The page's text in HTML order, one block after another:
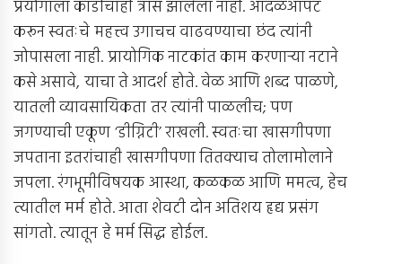
प्रयोगाला काडीचाही त्रास झालेला नाही. आदळआपट
करून स्वतःचे महत्त्व उगाचच वाढवण्याचा छंद त्यांनी
जोपासला नाही. प्रायोगिक नाटकांत काम करणार्‍या नटाने
कसे असावे, याचा ते आदर्श होते. वेळ आणि शब्द पाळणे,
यातली व्यावसायिकता तर त्यांनी पाळलीच; पण
जगण्याची एकूण ‘डीग्निटी’ राखली. स्वतःचा खासगीपणा
जपताना इतरांचाही खासगीपणा तितक्याच तोलामोलाने
जपला. रंगभूमीविषयक आस्था, कळकळ आणि ममत्व, हेच
त्यातील मर्म होते. आता शेवटी दोन अतिशय हृद्य प्रसंग
सांगतो. त्यातून हे मर्म सिद्ध होईल.